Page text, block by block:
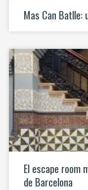
Mas Can Batlle:
El escape room
de Barcelona